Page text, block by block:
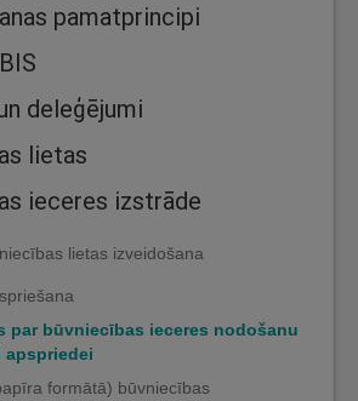
pamatprincipi
deleģējumi
lietas
ieceres izstrāde
lietas izveidošana
par būvniecības ieceres nodošanu
apspriedei
formātā) būvniecības